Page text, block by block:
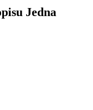
Jedna